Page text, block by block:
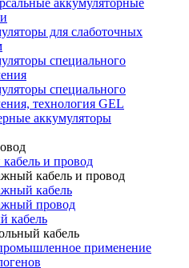
аккумуляторные
для слаботочных
специального
специального
технология GEL
аккумуляторы
и провод
кабель и провод
кабель
провод
кабель
кабель
применение